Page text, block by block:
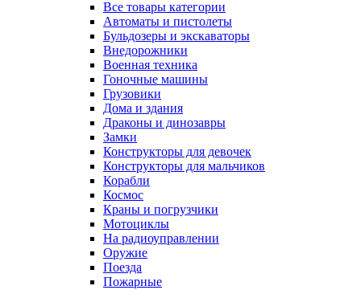
Все товары категории
Автоматы и пистолеты
Бульдозеры и экскаваторы
Внедорожники
Военная техника
Гоночные машины
Грузовики
Дома и здания
Драконы и динозавры
Замки
Конструкторы для девочек
Конструкторы для мальчиков
Корабли
Космос
Краны и погрузчики
Мотоциклы
На радиоуправлении
Оружие
Поезда
Пожарные